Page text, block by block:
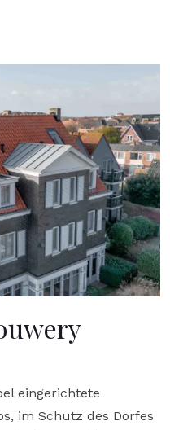
eingerichtete
im Schutz des Dorfes